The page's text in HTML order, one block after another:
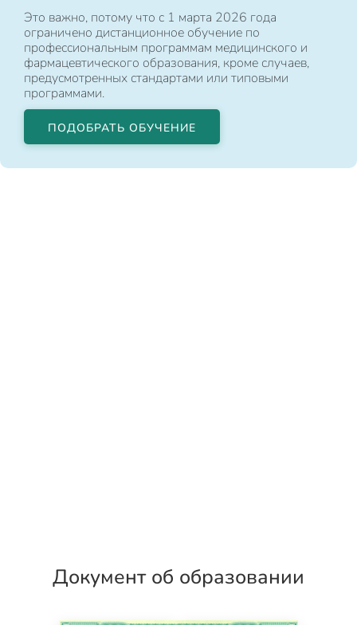
Это важно, потому что с 1 марта 2026 года
ограничено дистанционное обучение по
профессиональным программам медицинского и
фармацевтического образования, кроме случаев,
предусмотренных стандартами или типовыми
программами.
ПОДОБРАТЬ ОБУЧЕНИЕ
Документ об образовании